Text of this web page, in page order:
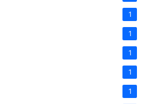
1
1
1
1
1